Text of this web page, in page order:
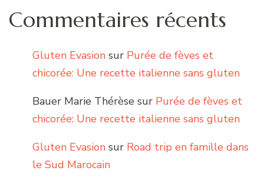
Commentaires récents
Gluten Evasion sur Purée de fèves et
chicorée: Une recette italienne sans gluten
Bauer Marie Thérèse sur Purée de fèves et
chicorée: Une recette italienne sans gluten
Gluten Evasion sur Road trip en famille dans
le Sud Marocain